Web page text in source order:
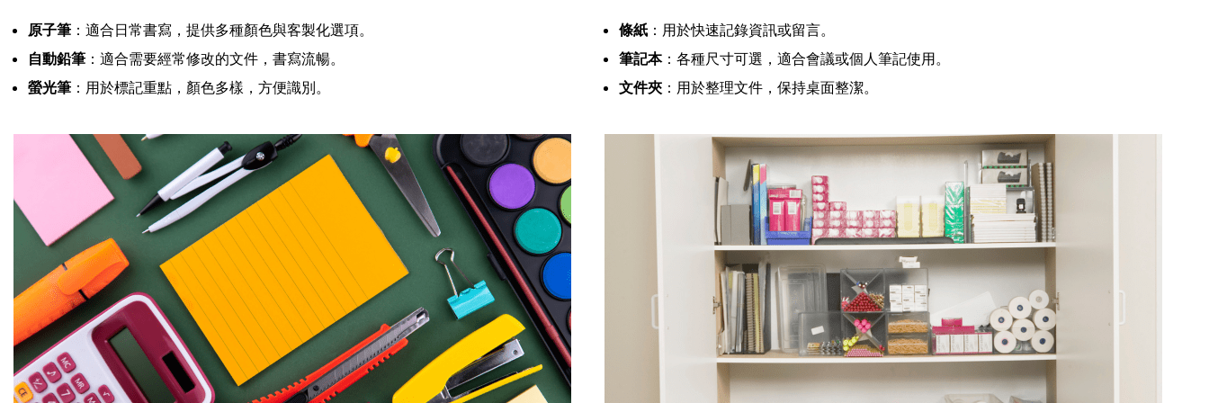
原子筆 ：適合日常書寫，提供多種顏色與客製化選項。
自動鉛筆 ：適合需要經常修改的文件，書寫流暢。
螢光筆 ：用於標記重點，顏色多樣，方便識別。
條紙 ：用於快速記錄資訊或留言。
筆記本：各種尺寸可選，適合會議或個人筆記使用。
文件夾 ：用於整理文件，保持桌面整潔。